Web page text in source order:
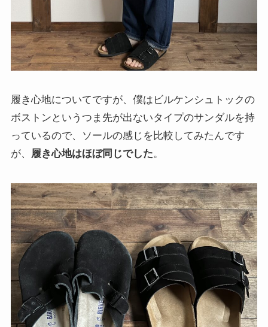
履き心地についてですが、僕はビルケンシュトックの
ボストンというつま先が出ないタイプのサンダルを持
っているので、ソールの感じを比較してみたんです
が、 履き心地はほぼ同じでした。